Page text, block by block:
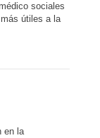
sociales
útiles a la
en la